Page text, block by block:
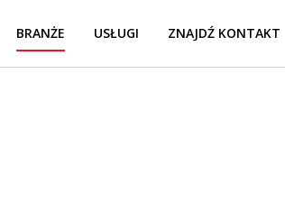
BRANŻE USŁUGI ZNAJDŹ KONTAKT